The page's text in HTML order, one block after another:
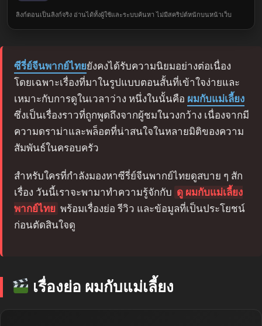
ลิงก์ตอนเป็นลิงก์จริง อ่านได้ทั้งผู้ใช้และระบบค้นหา ไม่มีสคริปต์หนักบนหน้าเว็บ
ซีรี่ย์จีนพากย์ไทยยังคงได้รับความนิยมอย่างต่อเนื่อง
โดยเฉพาะเรื่องที่มาในรูปแบบตอนสั้นที่เข้าใจง่ายและ
เหมาะกับการดูในเวลาว่าง หนึ่งในนั้นคือ ผมกับแม่เลี้ยง
ซึ่งเป็นเรื่องราวที่ถูกพูดถึงจากผู้ชมในวงกว้าง เนื่องจากมี
ความดราม่าและพล็อตที่น่าสนใจในหลายมิติของความ
สัมพันธ์ในครอบครัว
สำหรับใครที่กำลังมองหาซีรี่ย์จีนพากย์ไทยดูสบาย ๆ สัก
เรื่อง วันนี้เราจะพามาทำความรู้จักกับ ดู ผมกับแม่เลี้ยง
พากย์ไทย พร้อมเรื่องย่อ รีวิว และข้อมูลที่เป็นประโยชน์
ก่อนตัดสินใจดู
เรื่องย่อ ผมกับแม่เลี้ยง